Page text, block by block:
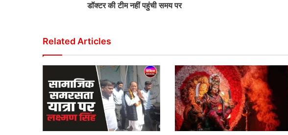
डॉक्टर की टीम नहीं पहुंची समय पर
Related Articles